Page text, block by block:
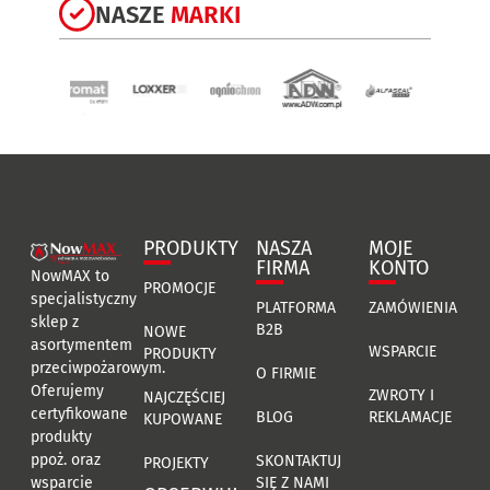
NASZE MARKI
NowMAX to
specjalistyczny
sklep z
asortymentem
przeciwpożarowym.
Oferujemy
certyfikowane
produkty
ppoż. oraz
wsparcie
PRODUKTY
PROMOCJE
NOWE
PRODUKTY
NAJCZĘŚCIEJ
KUPOWANE
PROJEKTY
NASZA
FIRMA
PLATFORMA
B2B
O FIRMIE
BLOG
SKONTAKTUJ
SIĘ Z NAMI
MOJE
KONTO
ZAMÓWIENIA
WSPARCIE
ZWROTY I
REKLAMACJE